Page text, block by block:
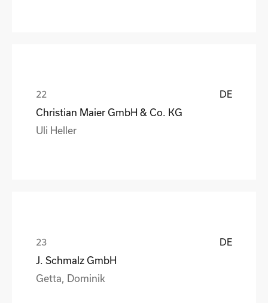
DE
Christian Maier GmbH & Co. KG
Uli Heller
DE
J. Schmalz GmbH
Getta, Dominik